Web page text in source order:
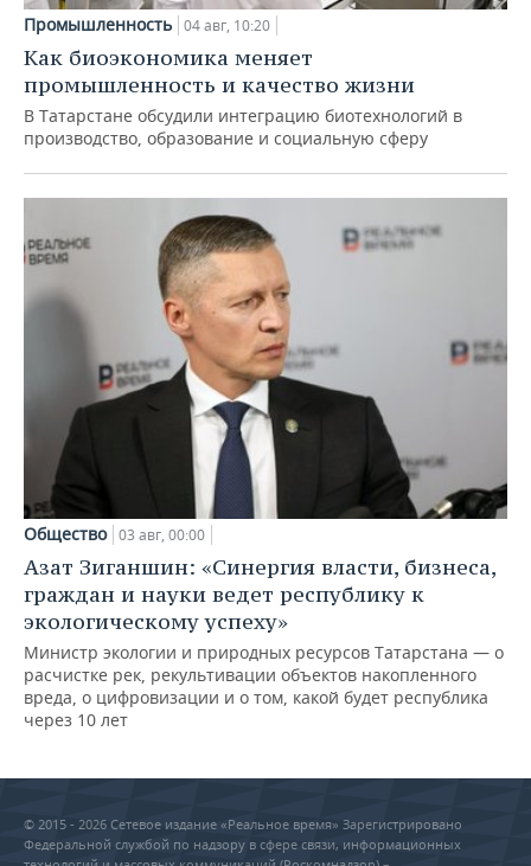
Промышленность 04 авг, 10:20
Как биоэкономика меняет
промышленность и качество жизни
В Татарстане обсудили интеграцию биотехнологий в
производство, образование и социальную сферу
Общество 03 авг, 00:00
Азат Зиганшин: «Синергия власти, бизнеса,
граждан и науки ведет республику к
экологическому успеху»
Министр экологии и природных ресурсов Татарстана — о
расчистке рек, рекультивации объектов накопленного
вреда, о цифровизации и о том, какой будет республика
через 10 лет
© 2015 - 2026 Сетевое издание «Реальное время» Зарегистрировано
Федеральной службой по надзору в сфере связи, информационных